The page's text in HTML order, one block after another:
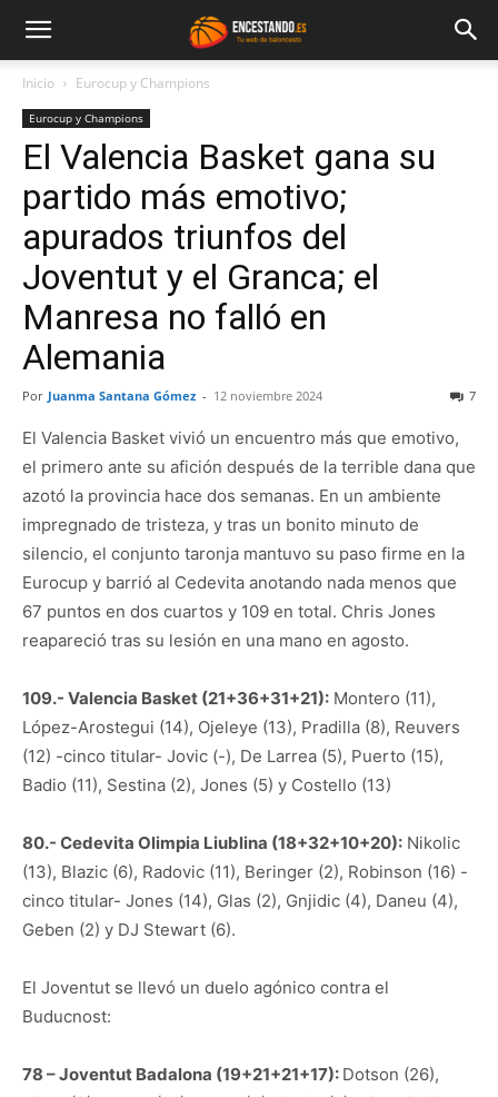
Inicio Eurocup y Champions
Eurocup y Champions
El Valencia Basket gana su
partido más emotivo;
apurados triunfos del
Joventut y el Granca; el
Manresa no falló en
Alemania
Por Juanma Santana Gómez - 12 noviembre 2024 7
El Valencia Basket vivió un encuentro más que emotivo,
el primero ante su afición después de la terrible dana que
azotó la provincia hace dos semanas. En un ambiente
impregnado de tristeza, y tras un bonito minuto de
silencio, el conjunto taronja mantuvo su paso firme en la
Eurocup y barrió al Cedevita anotando nada menos que
67 puntos en dos cuartos y 109 en total. Chris Jones
reapareció tras su lesión en una mano en agosto.
109.- Valencia Basket (21+36+31+21): Montero (11),
López-Arostegui (14), Ojeleye (13), Pradilla (8), Reuvers
(12) -cinco titular- Jovic (-), De Larrea (5), Puerto (15),
Badio (11), Sestina (2), Jones (5) y Costello (13)
80.- Cedevita Olimpia Liublina (18+32+10+20): Nikolic
(13), Blazic (6), Radovic (11), Beringer (2), Robinson (16) -
cinco titular- Jones (14), Glas (2), Gnjidic (4), Daneu (4),
Geben (2) y DJ Stewart (6).
El Joventut se llevó un duelo agónico contra el
Buducnost:
78 – Joventut Badalona (19+21+21+17): Dotson (26),